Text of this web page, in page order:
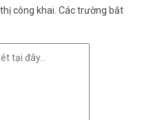
công khai. Các trường bắt